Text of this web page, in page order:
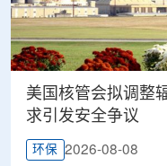
美国核管会拟调整
求引发安全争议
环保 2026-08-08